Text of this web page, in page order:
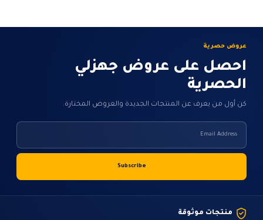
عروض حصرية
احصل على عروض جهزلي
الحصرية
كن أول من يعرف عن المنتجات الجديدة والعروض المختارة.
منتجات موثوقة